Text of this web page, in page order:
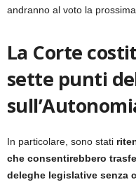
andranno al voto la
La Corte
sette punti
In particolare, sono stati
che consentirebbero
deleghe legislative senza